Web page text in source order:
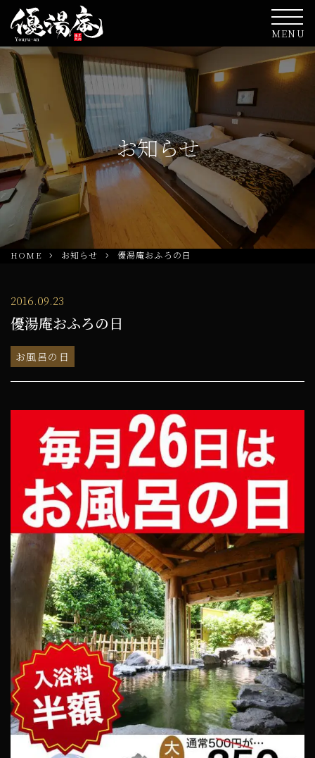
MENU
お知らせ
HOME お知らせ 優湯庵おふろの日
2016.09.23
優湯庵おふろの日
お風呂の日